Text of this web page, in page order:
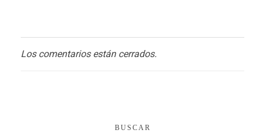
Los comentarios están cerrados.
BUSCAR